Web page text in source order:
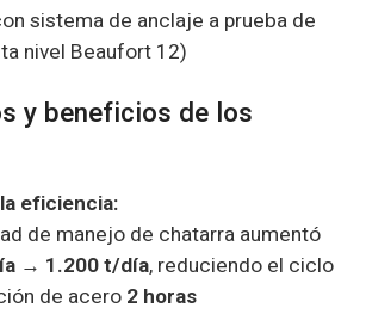
sistema de anclaje a prueba de
nivel Beaufort 12)
y beneficios de los
eficiencia:
de manejo de chatarra aumentó
→ 1.200 t/día, reduciendo el ciclo
de acero 2 horas